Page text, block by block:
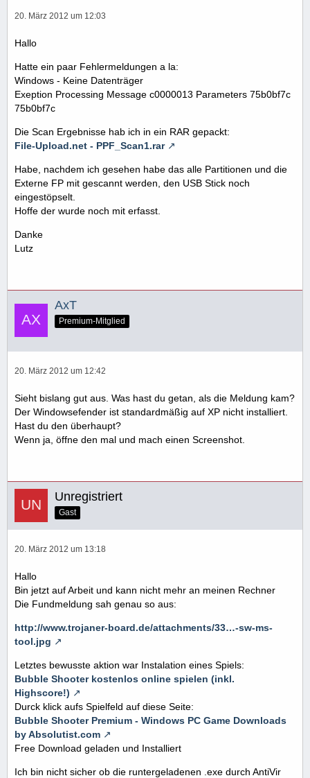
20. März 2012 um 12:03
Hallo
Hatte ein paar Fehlermeldungen a la:
Windows - Keine Datenträger
Exeption Processing Message c0000013 Parameters 75b0bf7c
75b0bf7c
Die Scan Ergebnisse hab ich in ein RAR gepackt:
File-Upload.net - PPF_Scan1.rar
Habe, nachdem ich gesehen habe das alle Partitionen und die
Externe FP mit gescannt werden, den USB Stick noch
eingestöpselt.
Hoffe der wurde noch mit erfasst.
Danke
Lutz
AxT
Premium-Mitglied
20. März 2012 um 12:42
Sieht bislang gut aus. Was hast du getan, als die Meldung kam?
Der Windowsefender ist standardmäßig auf XP nicht installiert.
Hast du den überhaupt?
Wenn ja, öffne den mal und mach einen Screenshot.
Unregistriert
Gast
20. März 2012 um 13:18
Hallo
Bin jetzt auf Arbeit und kann nicht mehr an meinen Rechner
Die Fundmeldung sah genau so aus:
http://www.trojaner-board.de/attachments/33…-sw-ms-
tool.jpg
Letztes bewusste aktion war Instalation eines Spiels:
Bubble Shooter kostenlos online spielen (inkl.
Highscore!)
Durck klick aufs Spielfeld auf diese Seite:
Bubble Shooter Premium - Windows PC Game Downloads
by Absolutist.com
Free Download geladen und Installiert
Ich bin nicht sicher ob die runtergeladenen .exe durch AntiVir